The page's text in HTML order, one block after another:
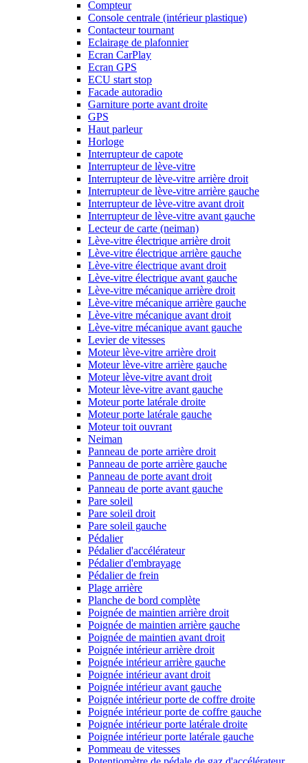
Compteur
Console centrale (intérieur plastique)
Contacteur tournant
Eclairage de plafonnier
Ecran CarPlay
Ecran GPS
ECU start stop
Facade autoradio
Garniture porte avant droite
GPS
Haut parleur
Horloge
Interrupteur de capote
Interrupteur de lève-vitre
Interrupteur de lève-vitre arrière droit
Interrupteur de lève-vitre arrière gauche
Interrupteur de lève-vitre avant droit
Interrupteur de lève-vitre avant gauche
Lecteur de carte (neiman)
Lève-vitre électrique arrière droit
Lève-vitre électrique arrière gauche
Lève-vitre électrique avant droit
Lève-vitre électrique avant gauche
Lève-vitre mécanique arrière droit
Lève-vitre mécanique arrière gauche
Lève-vitre mécanique avant droit
Lève-vitre mécanique avant gauche
Levier de vitesses
Moteur lève-vitre arrière droit
Moteur lève-vitre arrière gauche
Moteur lève-vitre avant droit
Moteur lève-vitre avant gauche
Moteur porte latérale droite
Moteur porte latérale gauche
Moteur toit ouvrant
Neiman
Panneau de porte arrière droit
Panneau de porte arrière gauche
Panneau de porte avant droit
Panneau de porte avant gauche
Pare soleil
Pare soleil droit
Pare soleil gauche
Pédalier
Pédalier d'accélérateur
Pédalier d'embrayage
Pédalier de frein
Plage arrière
Planche de bord complète
Poignée de maintien arrière droit
Poignée de maintien arrière gauche
Poignée de maintien avant droit
Poignée intérieur arrière droit
Poignée intérieur arrière gauche
Poignée intérieur avant droit
Poignée intérieur avant gauche
Poignée intérieur porte de coffre droite
Poignée intérieur porte de coffre gauche
Poignée intérieur porte latérale droite
Poignée intérieur porte latérale gauche
Pommeau de vitesses